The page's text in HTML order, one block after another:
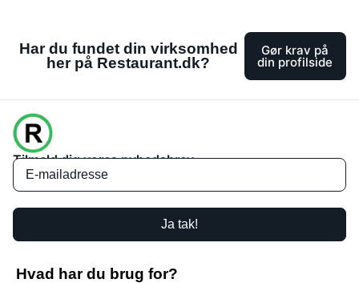
Har du fundet din virksomhed
her på Restaurant.dk?
Gør krav på
din profilside
Tilmeld dig vores nyhedsbrev
Ja tak!
Hvad har du brug for?